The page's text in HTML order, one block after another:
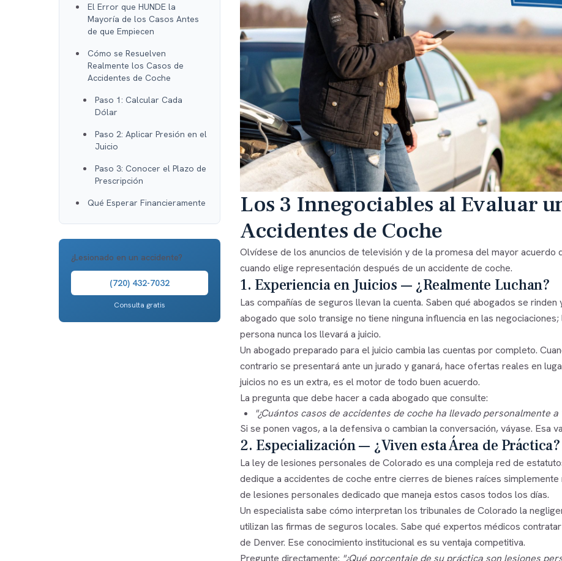
El Error que HUNDE la
Mayoría de los Casos Antes
de que Empiecen
Cómo se Resuelven
Realmente los Casos de
Accidentes de Coche
Paso 1: Calcular Cada
Dólar
Paso 2: Aplicar Presión en el
Juicio
Paso 3: Conocer el Plazo de
Prescripción
Qué Esperar Financieramente
¿Lesionado en un accidente?
(720) 432-7032
Consulta gratis
Los 3 Innegociables al Evaluar
Accidentes de Coche
Olvídese de los anuncios de televisión y de la promesa del mayor acuerdo
cuando elige representación después de un accidente de coche.
1. Experiencia en Juicios — ¿Realmente Luchan?
Las compañías de seguros llevan la cuenta. Saben qué abogados se
abogado que solo transige no tiene ninguna influencia en las
persona nunca los llevará a juicio.
Un abogado preparado para el juicio cambia las cuentas por completo.
contrario se presentará ante un jurado y ganará, hace ofertas reales en
juicios no es un extra, es el motor de todo buen acuerdo.
La pregunta que debe hacer a cada abogado que consulte:
"¿Cuántos casos de accidentes de coche ha llevado personalmente
Si se ponen vagos, a la defensiva o cambian la conversación, váyase. Esa
2. Especialización — ¿Viven esta Área de Práctica?
La ley de lesiones personales de Colorado es una compleja red de
dedique a accidentes de coche entre cierres de bienes raíces
de lesiones personales dedicado que maneja estos casos todos los días.
Un especialista sabe cómo interpretan los tribunales de Colorado la
utilizan las firmas de seguros locales. Sabe qué expertos médicos
de Denver. Ese conocimiento institucional es su ventaja competitiva.
Pregunte directamente: "¿Qué porcentaje de su práctica son lesiones